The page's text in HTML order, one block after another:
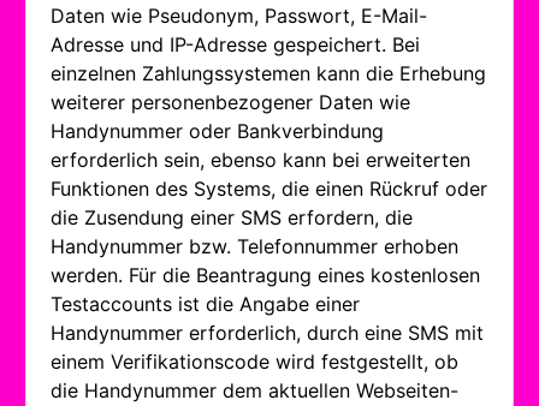
Daten wie Pseudonym, Passwort, E-Mail-
Adresse und IP-Adresse gespeichert. Bei
einzelnen Zahlungssystemen kann die Erhebung
weiterer personenbezogener Daten wie
Handynummer oder Bankverbindung
erforderlich sein, ebenso kann bei erweiterten
Funktionen des Systems, die einen Rückruf oder
die Zusendung einer SMS erfordern, die
Handynummer bzw. Telefonnummer erhoben
werden. Für die Beantragung eines kostenlosen
Testaccounts ist die Angabe einer
Handynummer erforderlich, durch eine SMS mit
einem Verifikationscode wird festgestellt, ob
die Handynummer dem aktuellen Webseiten-